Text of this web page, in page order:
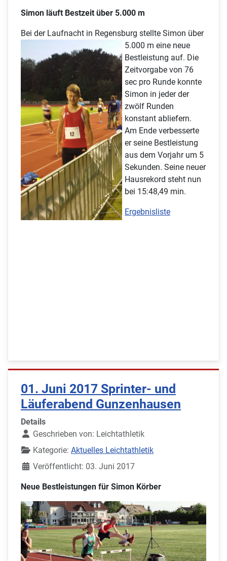
Simon läuft Bestzeit über 5.000 m
Bei der Laufnacht in Regensburg stellte Simon über
5.000 m eine neue
Bestleistung auf. Die
Zeitvorgabe von 76
sec pro Runde konnte
Simon in jeder der
zwölf Runden
konstant abliefern.
Am Ende verbesserte
er seine Bestleistung
aus dem Vorjahr um 5
Sekunden. Seine neuer
Hausrekord steht nun
bei 15:48,49 min.
Ergebnisliste
01. Juni 2017 Sprinter- und
Läuferabend Gunzenhausen
Details
Geschrieben von: Leichtathletik
Kategorie: Aktuelles Leichtathletik
Veröffentlicht: 03. Juni 2017
Neue Bestleistungen für Simon Körber